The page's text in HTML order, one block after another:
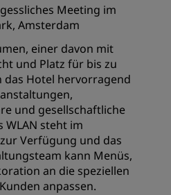
Meeting im
Amsterdam
einer davon mit
und Platz für bis zu
das Hotel hervorragend
und gesellschaftliche
WLAN steht im
Verfügung und das
kann Menüs,
an die speziellen
anpassen.